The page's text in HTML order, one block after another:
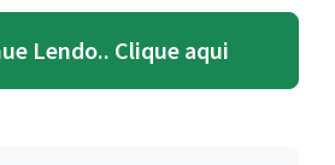
Lendo.. Clique aqui